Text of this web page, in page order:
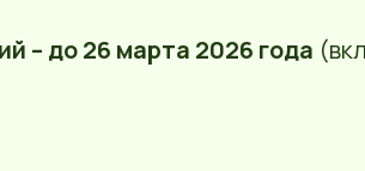
– до 26 марта 2026 года